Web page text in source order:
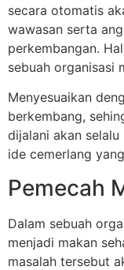
secara otomatis
wawasan serta
perkembangan.
sebuah organisasi
Menyesuaikan
berkembang,
dijalani akan
ide cemerlang
Pemecah
Dalam sebuah
menjadi makan
masalah tersebut